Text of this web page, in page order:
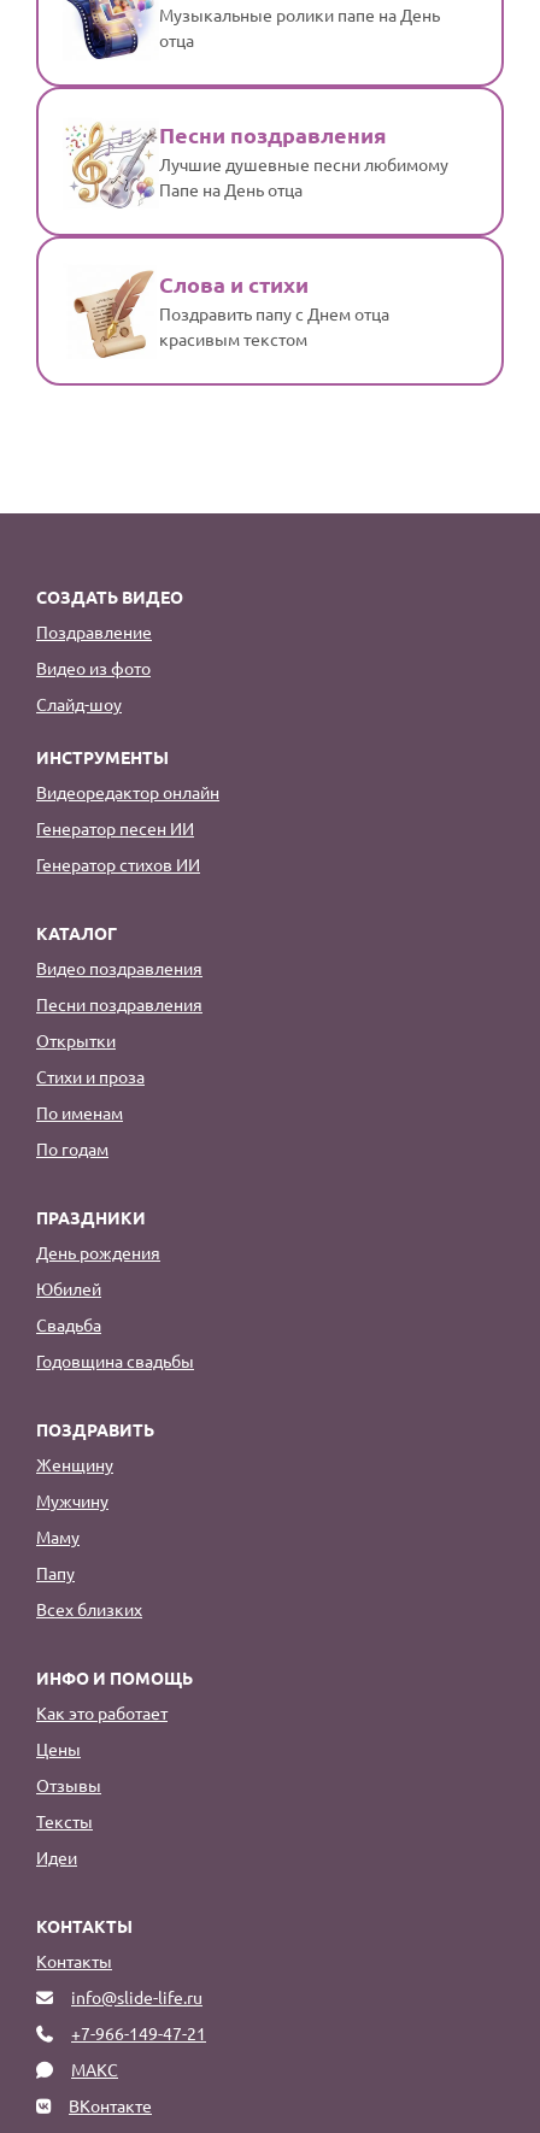
Музыкальные ролики папе на День
отца
Песни поздравления
Лучшие душевные песни любимому
Папе на День отца
Слова и стихи
Поздравить папу с Днем отца
красивым текстом
СОЗДАТЬ ВИДЕО
Поздравление
Видео из фото
Слайд-шоу
ИНСТРУМЕНТЫ
Видеоредактор онлайн
Генератор песен ИИ
Генератор стихов ИИ
КАТАЛОГ
Видео поздравления
Песни поздравления
Открытки
Стихи и проза
По именам
По годам
ПРАЗДНИКИ
День рождения
Юбилей
Свадьба
Годовщина свадьбы
ПОЗДРАВИТЬ
Женщину
Мужчину
Маму
Папу
Всех близких
ИНФО И ПОМОЩЬ
Как это работает
Цены
Отзывы
Тексты
Идеи
КОНТАКТЫ
Контакты
info@slide-life.ru
+7-966-149-47-21
МАКС
ВКонтакте